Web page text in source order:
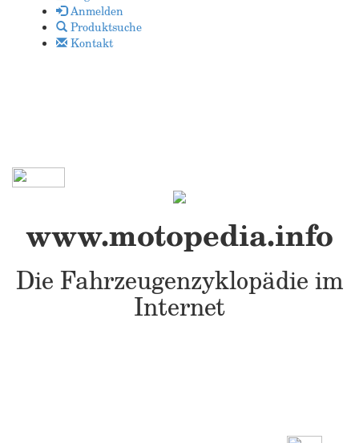
Anmelden
Produktsuche
Kontakt
www.motopedia.info
Die Fahrzeugenzyklopädie im
Internet